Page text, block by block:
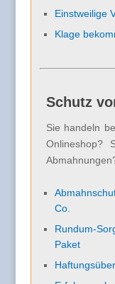
Einstweilige
Klage
Schutz
Sie handeln
Onlineshop?
Co.
Rundum-
Paket